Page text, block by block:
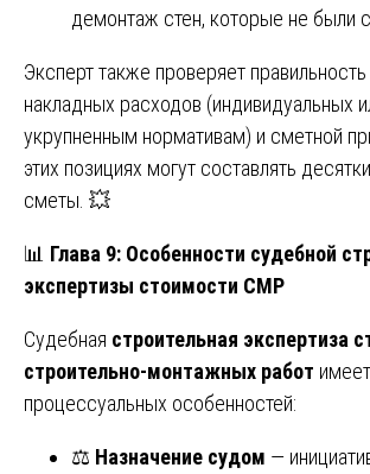
демонтаж стен, которые не были
Эксперт также проверяет
накладных расходов (индивидуальных
укрупненным нормативам) и сметной
этих позициях могут составлять
сметы. 💥
📊 Глава 9: Особенности судебной
экспертизы стоимости СМР
Судебная строительная экспертиза
строительно-монтажных работ
процессуальных особенностей:
⚖️ Назначение судом —